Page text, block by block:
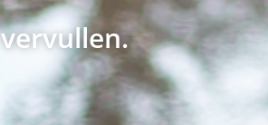
vervullen.